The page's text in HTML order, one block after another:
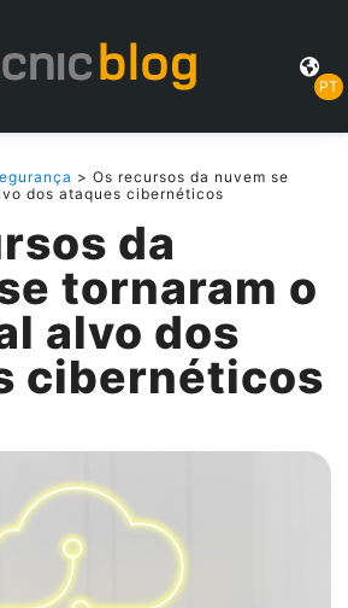
PT
> Os recursos da nuvem se
dos ataques cibernéticos
da
tornaram o
alvo dos
cibernéticos